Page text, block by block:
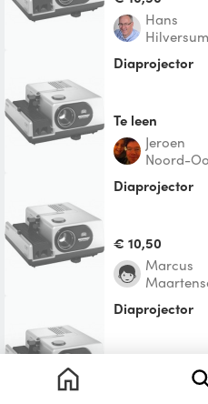
Hans
Hilversum
diaprojector
Te leen
jeroen
Noord-
diaprojector
€ 10,50
Marcus
diaprojector